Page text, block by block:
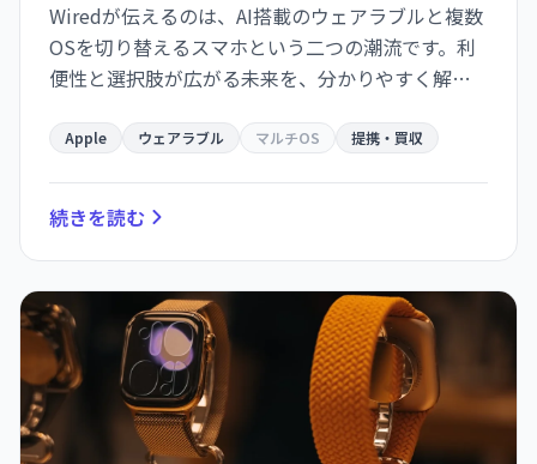
Wiredが伝えるのは、AI搭載のウェアラブルと複数
OSを切り替えるスマホという二つの潮流です。利
便性と選択肢が広がる未来を、分かりやすく解説
Apple ウェアラブル マルチOS 提携・買収
続きを読む